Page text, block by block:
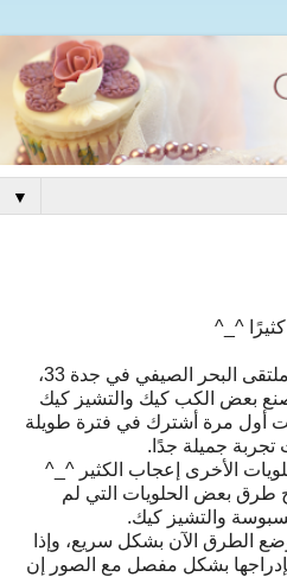
▼
^_^
انشغلت في الأيام السابقة في ملتقى البحر الصيفي في جدة 33،
بعض الكب كيك والتشيز كيك
أول مرة أشترك في فترة طويلة
الأخرى إعجاب الكثير ^_^
طرق بعض الحلويات التي لم
والتشيز كيك.
الطرق الآن بشكل سريع، وإذا
بشكل مفصل مع الصور إن